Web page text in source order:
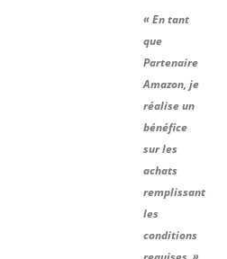
« En tant
que
Partenaire
Amazon, je
réalise un
bénéfice
sur les
achats
remplissant
les
conditions